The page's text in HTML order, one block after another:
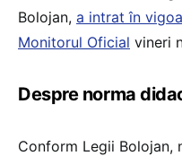
Bolojan, a intrat în
Monitorul Oficial vineri
Despre norma
Conform Legii Bolojan,